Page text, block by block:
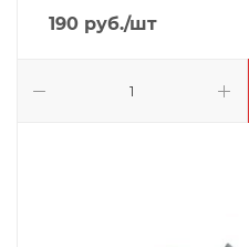
190 руб./шт